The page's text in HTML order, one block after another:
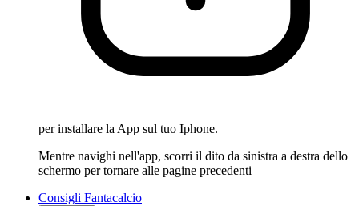
per installare la App sul tuo Iphone.
Mentre navighi nell'app, scorri il dito da sinistra a destra dello
schermo per tornare alle pagine precedenti
Consigli Fantacalcio